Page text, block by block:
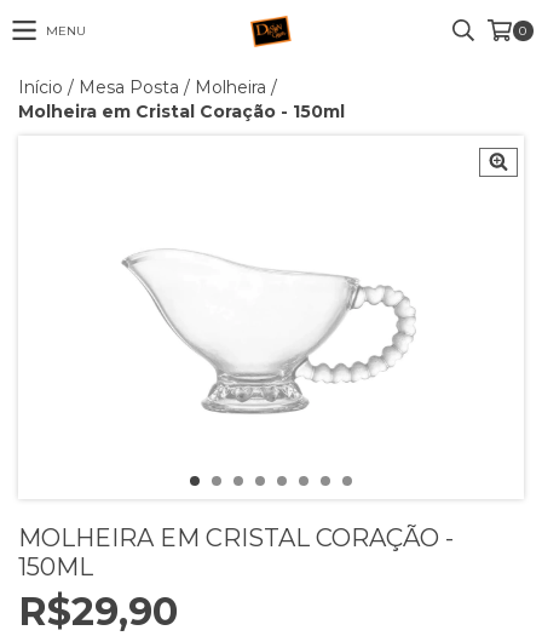
MENU 0
Início / Mesa Posta / Molheira /
Molheira em Cristal Coração - 150ml
MOLHEIRA EM CRISTAL CORAÇÃO -
150ML
R$29,90